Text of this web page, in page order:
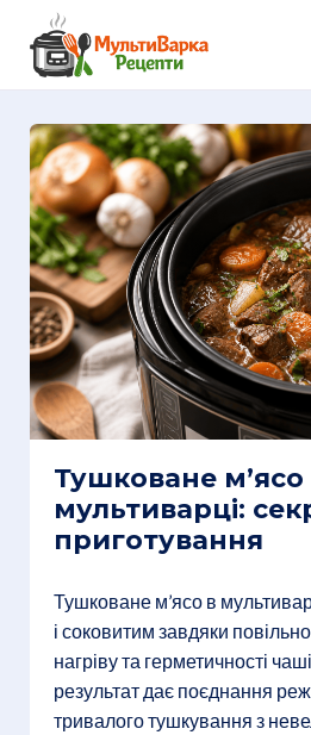
Тушковане м’ясо
мультиварці:
приготування
Тушковане м’ясо в
і соковитим завдяки
нагріву та герметичності
результат дає поєднання
тривалого тушкування з